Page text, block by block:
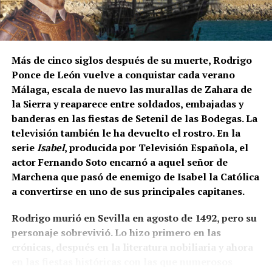
Los contratos suelen durar entre diez días y tres
semanas. Algunos trabajadores enlazan varias
explotaciones y permanecen en Francia durante más
de un mes. La fecha exacta depende de la
maduración de la uva y de las temperaturas.
Cuánto se cobra
El salario mínimo oficial francés es de 12,02 euros
brutos por hora. Sin embargo, las ofertas actuales
consultadas por France Travail ofrecen entre 12,31 y
14,50 euros brutos, dependiendo de la finca y del
trabajo realizado.
CCOO calcula unos ingresos de entre 1.900 y 2.337
euros netos mensuales, que pueden aproximarse a
Más de cinco siglos después de su muerte, Rodrigo
Ponce de León vuelve a conquistar cada verano
Málaga, escala de nuevo las murallas de Zahara de
la Sierra y reaparece entre soldados, embajadas y
banderas en las fiestas de Setenil de las Bodegas. La
televisión también le ha devuelto el rostro. En la
serieIsabel, producida por Televisión Española, el
actor Fernando Soto encarnó a aquel señor de
Marchena que pasó de enemigo de Isabel la Católica
a convertirse en uno de sus principales capitanes.
Rodrigo murió en Sevilla en agosto de 1492, pero su
personaje sobrevivió. Lo hizo primero en las
crónicas, después en la literatura nobiliaria y ahora